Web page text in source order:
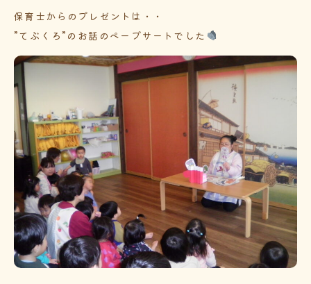
保育士からのプレゼントは・・
”てぶくろ”のお話のペープサートでした